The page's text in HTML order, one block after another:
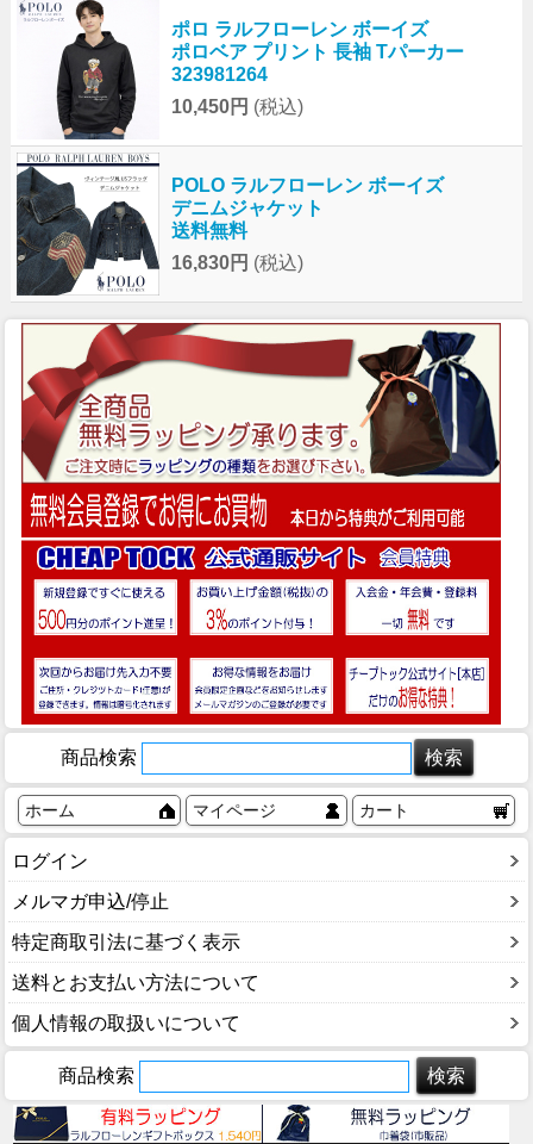
ポロ ラルフローレン ボーイズ
ポロベア プリント 長袖 Tパーカー
323981264
10,450円 (税込)
POLO ラルフローレン ボーイズ
デニムジャケット
送料無料
16,830円 (税込)
商品検索
ホーム マイページ カート
ログイン
メルマガ申込/停止
特定商取引法に基づく表示
送料とお支払い方法について
個人情報の取扱いについて
商品検索